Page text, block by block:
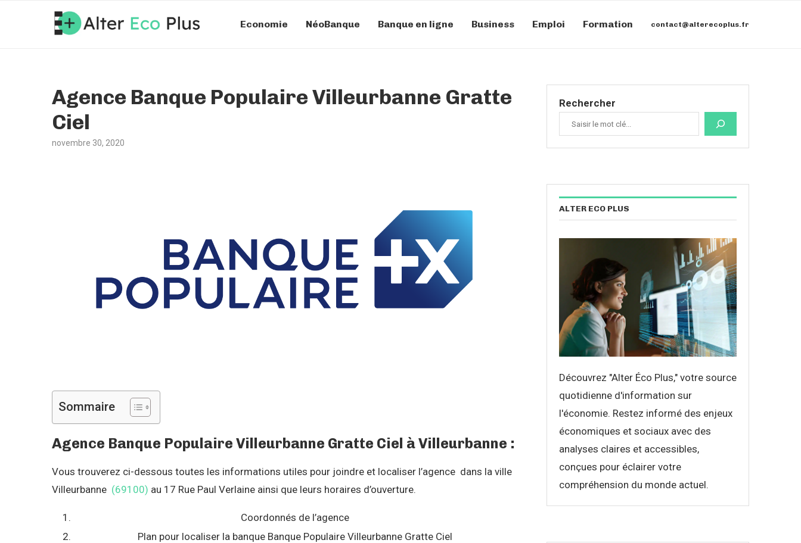
Economie NéoBanque Banque en ligne Business Emploi Formation contact@alterecoplus.fr
Agence Banque Populaire Villeurbanne Gratte
Ciel
novembre 30, 2020
Sommaire
Agence Banque Populaire Villeurbanne Gratte Ciel à Villeurbanne :
Vous trouverez ci-dessous toutes les informations utiles pour joindre et localiser l’agence dans la ville
Villeurbanne (69100) au 17 Rue Paul Verlaine ainsi que leurs horaires d’ouverture.
Coordonnés de l’agence
Plan pour localiser la banque Banque Populaire Villeurbanne Gratte Ciel
Rechercher
ALTER ECO PLUS
Découvrez "Alter Éco Plus," votre source
quotidienne d'information sur
l'économie. Restez informé des enjeux
économiques et sociaux avec des
analyses claires et accessibles,
conçues pour éclairer votre
compréhension du monde actuel.